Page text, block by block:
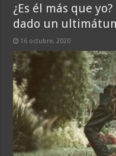
¿Es él más que
dado un
16 octubre, 2020